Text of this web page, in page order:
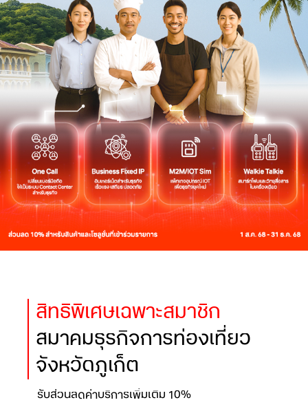
สิทธิพิเศษเฉพาะสมาชิก
สมาคมธุรกิจการท่องเที่ยว
จังหวัดภูเก็ต
รับส่วนลดค่าบริการเพิ่มเติม 10%